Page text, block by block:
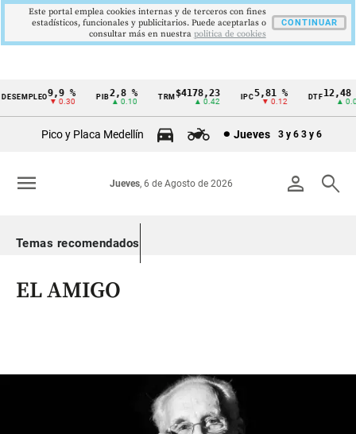
Cintillo
Colombia
9,9 %
▼ 0.30
PIB2,8 %
▲ 0.10
TRM$4178,23
▲ 0.42
5,81 %
▼ 0.12
DTF12,48 %
▲ 0.05
Pico y Placa Medellín Jueves 3 y 6 3 y 6
person search
Jueves, 6 de Agosto de 2026
menu
Temas recomendados
EL AMIGO
Este portal emplea cookies internas y de terceros con fines
estadísticos, funcionales y publicitarios. Puede aceptarlas o
consultar más en nuestra politica de cookies
CONTINUAR